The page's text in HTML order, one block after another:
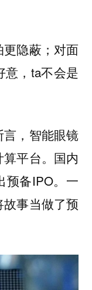
隐蔽；对面
意，ta不会是
，智能眼镜
平台。国内
预备IPO。一
事当做了预